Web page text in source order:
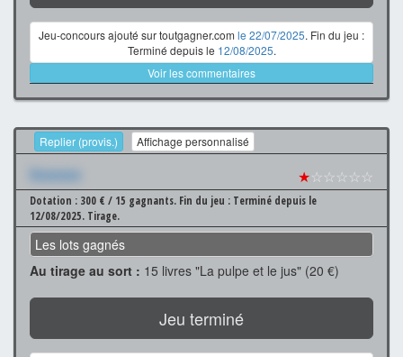
Jeu-concours ajouté sur toutgagner.com le 22/07/2025. Fin du jeu :
Terminé depuis le 12/08/2025.
Voir les commentaires
Replier (provis.) Affichage personnalisé
Xxxxxxx ★☆☆☆☆☆
Dotation : 300 € / 15 gagnants. Fin du jeu : Terminé depuis le
12/08/2025. Tirage.
Les lots gagnés
Au tirage au sort : 15 livres "La pulpe et le jus" (20 €)
Jeu terminé